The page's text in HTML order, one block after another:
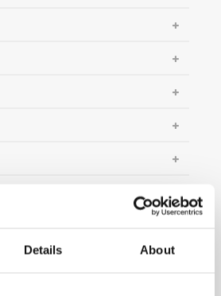
Details About